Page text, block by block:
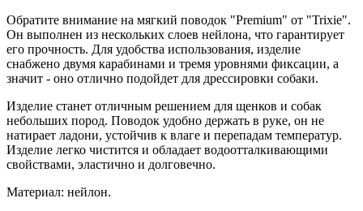
Обратите внимание на мягкий поводок "Premium" от "Trixie".
Он выполнен из нескольких слоев нейлона, что гарантирует
его прочность. Для удобства использования, изделие
снабжено двумя карабинами и тремя уровнями фиксации, а
значит - оно отлично подойдет для дрессировки собаки.
Изделие станет отличным решением для щенков и собак
небольших пород. Поводок удобно держать в руке, он не
натирает ладони, устойчив к влаге и перепадам температур.
Изделие легко чистится и обладает водоотталкивающими
свойствами, эластично и долговечно.
Материал: нейлон.